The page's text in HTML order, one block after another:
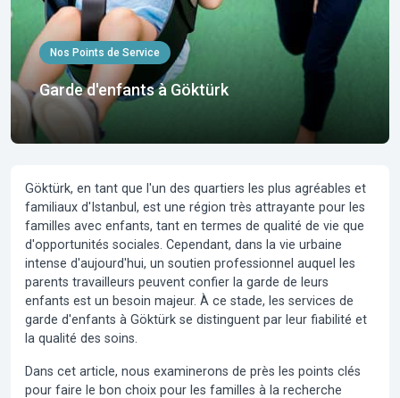
Nos Points de Service
Garde d'enfants à Göktürk
Göktürk, en tant que l'un des quartiers les plus agréables et
familiaux d'Istanbul, est une région très attrayante pour les
familles avec enfants, tant en termes de qualité de vie que
d'opportunités sociales. Cependant, dans la vie urbaine
intense d'aujourd'hui, un soutien professionnel auquel les
parents travailleurs peuvent confier la garde de leurs
enfants est un besoin majeur. À ce stade, les services de
garde d'enfants à Göktürk se distinguent par leur fiabilité et
la qualité des soins.
Dans cet article, nous examinerons de près les points clés
pour faire le bon choix pour les familles à la recherche